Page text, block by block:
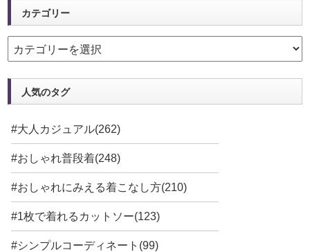
カテゴリー
人気のタグ
#大人カジュアル(262)
#おしゃれ普段着(248)
#おしゃれにみえる着こなし方(210)
#1枚で着れるカットソー(123)
#シンプルコーディネート(99)